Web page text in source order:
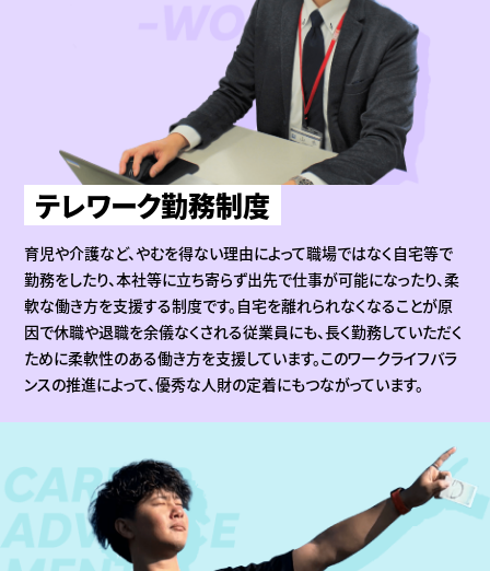
テレワーク勤務制度
育児や介護など、やむを得ない理由によって職場ではなく自宅等で
勤務をしたり、本社等に立ち寄らず出先で仕事が可能になったり、柔
軟な働き方を支援する制度です。自宅を離れられなくなることが原
因で休職や退職を余儀なくされる従業員にも、長く勤務していただく
ために柔軟性のある働き方を支援しています。このワークライフバラ
ンスの推進によって、優秀な人財の定着にもつながっています。